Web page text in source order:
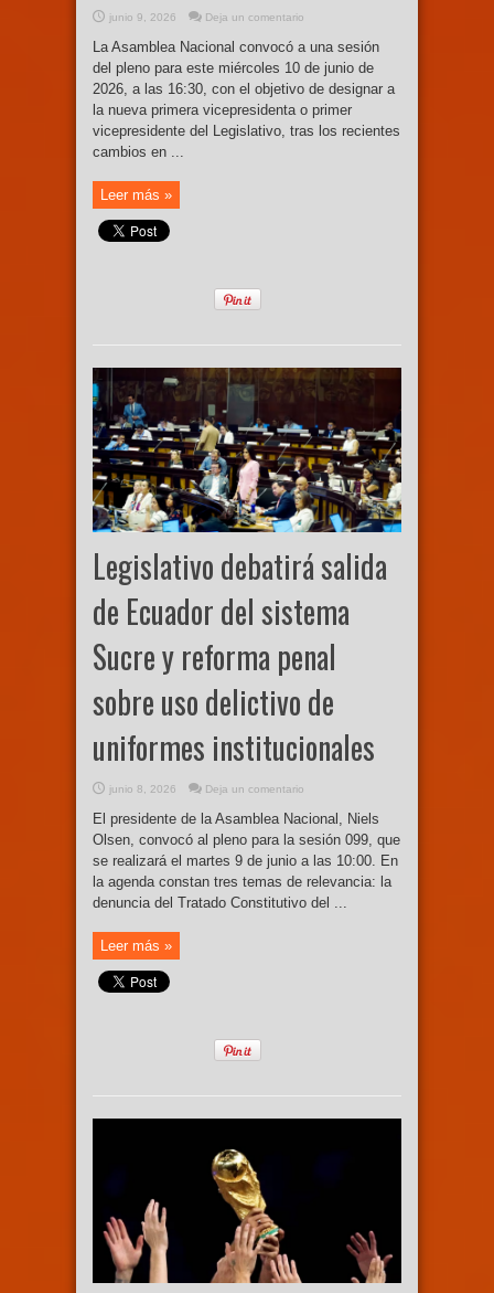
junio 9, 2026 Deja un comentario
La Asamblea Nacional convocó a una sesión
del pleno para este miércoles 10 de junio de
2026, a las 16:30, con el objetivo de designar a
la nueva primera vicepresidenta o primer
vicepresidente del Legislativo, tras los recientes
cambios en ...
Leer más »
Legislativo debatirá salida
de Ecuador del sistema
Sucre y reforma penal
sobre uso delictivo de
uniformes institucionales
junio 8, 2026 Deja un comentario
El presidente de la Asamblea Nacional, Niels
Olsen, convocó al pleno para la sesión 099, que
se realizará el martes 9 de junio a las 10:00. En
la agenda constan tres temas de relevancia: la
denuncia del Tratado Constitutivo del ...
Leer más »